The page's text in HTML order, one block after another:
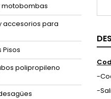
motobombas
accesorios para
Pisos
polipropileno
-
-